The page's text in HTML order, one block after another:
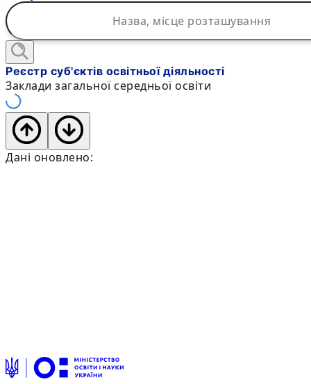
Реєстр суб'єктів освітньої діяльності
Заклади загальної середньої освіти
Дані оновлено: